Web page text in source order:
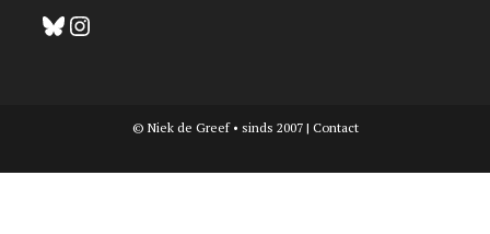
BlueskyInstagram
© Niek de Greef • sinds 2007 | Contact